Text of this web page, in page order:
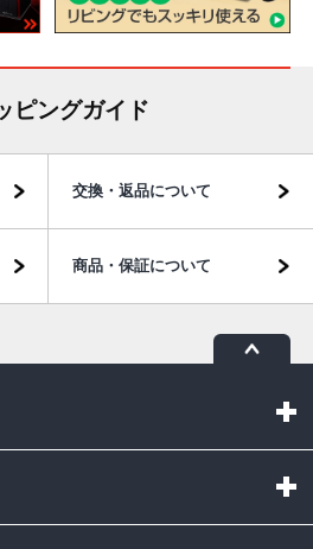
ピングガイド
交換・返品について
商品・保証について